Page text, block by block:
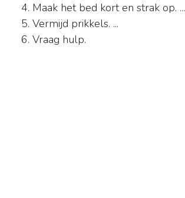
Maak het bed kort en strak op. ...
Vermijd prikkels. ...
Vraag hulp.